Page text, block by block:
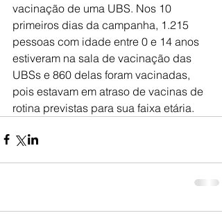
vacinação de uma UBS. Nos 10
primeiros dias da campanha, 1.215
pessoas com idade entre 0 e 14 anos
estiveram na sala de vacinação das
UBSs e 860 delas foram vacinadas,
pois estavam em atraso de vacinas de
rotina previstas para sua faixa etária.